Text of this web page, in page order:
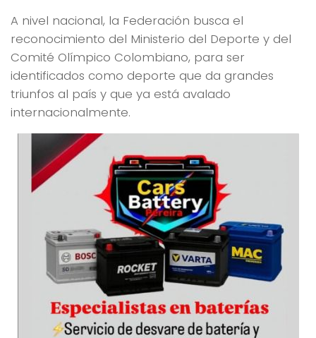
A nivel nacional, la Federación busca el
reconocimiento del Ministerio del Deporte y del
Comité Olímpico Colombiano, para ser
identificados como deporte que da grandes
triunfos al país y que ya está avalado
internacionalmente.